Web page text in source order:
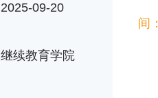
2025-09-20
间
继续教育学院